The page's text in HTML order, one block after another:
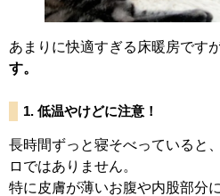
あまりに快適すぎる床暖房ですが
す。
1. 低温やけどに注意！
長時間ずっと寝そべっていると、
ロではありません。
特に皮膚が薄いお腹や内股部分